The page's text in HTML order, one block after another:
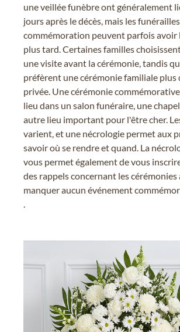
une veillée funèbre ont généralement
jours après le décès, mais les
commémoration peuvent parfois avoir
plus tard. Certaines familles
une visite avant la cérémonie, tandis
préfèrent une cérémonie familiale plus
privée. Une cérémonie
lieu dans un salon funéraire, une
autre lieu important pour l'être cher.
varient, et une nécrologie permet aux
savoir où se rendre et quand. La
vous permet également de vous
des rappels concernant les cérémonies
manquer aucun événement